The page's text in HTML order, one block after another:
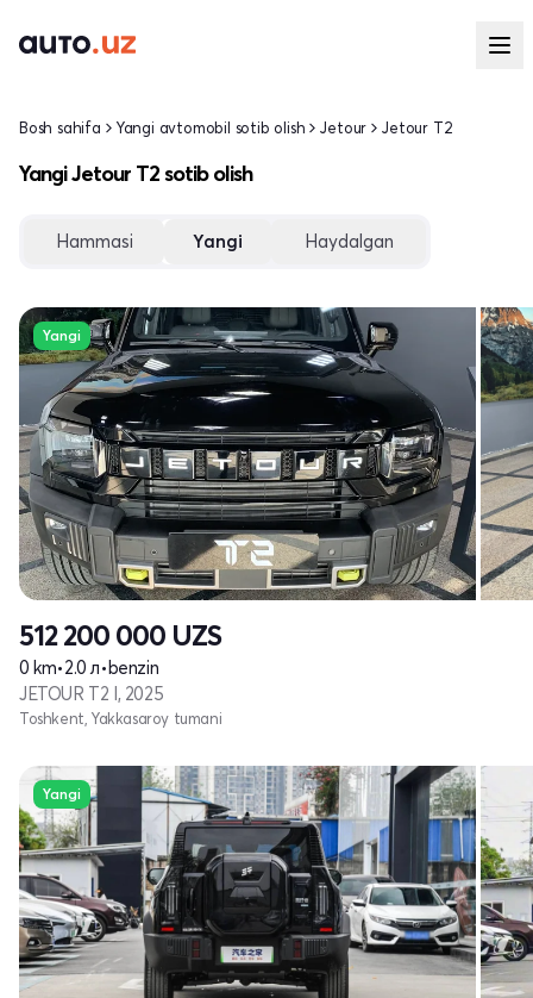
Bosh sahifa Yangi avtomobil sotib olish Jetour Jetour T2
Yangi Jetour T2 sotib olish
Hammasi Yangi Haydalgan
Yangi
512 200 000 UZS
0 km•2.0 л•benzin
JETOUR T2 I, 2025
Toshkent, Yakkasaroy tumani
Yangi